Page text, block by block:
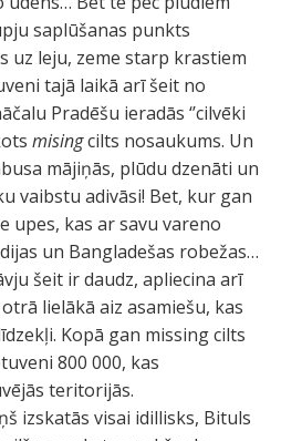
saplūšanas punkts
uz leju, zeme starp krastiem
tajā laikā arī šeit no
Pradēšu ieradās ‘’cilvēki
misingcilts nosaukums. Un
mājiņās, plūdu dzenāti un
vaibstu adivāsi! Bet, kur gan
upes, kas ar savu vareno
un Bangladešas robežas…
šeit ir daudz, apliecina arī
lielākā aiz asamiešu, kas
Kopā gan missing cilts
800 000, kas
teritorijās.
izskatās visai idillisks, Bituls